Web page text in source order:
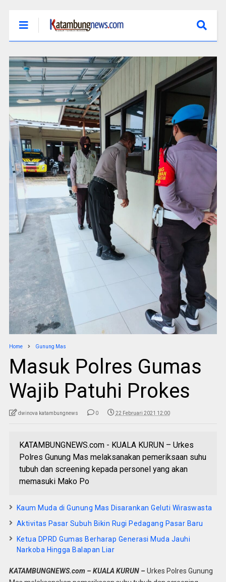
Home Gunung Mas
Masuk Polres Gumas
Wajib Patuhi Prokes
dwinova katambungnews 0 22 Februari 2021 12:00
KATAMBUNGNEWS.com - KUALA KURUN – Urkes
Polres Gunung Mas melaksanakan pemeriksaan suhu
tubuh dan screening kepada personel yang akan
memasuki Mako Po
Kaum Muda di Gunung Mas Disarankan Geluti Wiraswasta
Aktivitas Pasar Subuh Bikin Rugi Pedagang Pasar Baru
Ketua DPRD Gumas Berharap Generasi Muda Jauhi
Narkoba Hingga Balapan Liar
KATAMBUNGNEWS.com – KUALA KURUN – Urkes Polres Gunung